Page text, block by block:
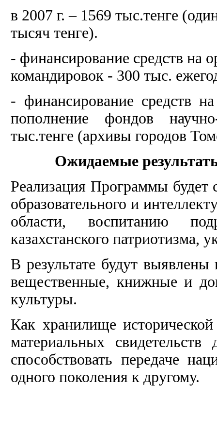
в 2007 г. – 1569 тыс.тенге
тысяч тенге).
- финансирование средств на
командировок - 300 тыс.
- финансирование средств
пополнение фондов
тыс.тенге (архивы городов
Ожидаемые
Реализация Программы
образовательного и
области, воспитанию
казахстанского патриотизма,
В результате будут
вещественные, книжные и
культуры.
Как хранилище
материальных свидетельств
способствовать передаче
одного поколения к другому.